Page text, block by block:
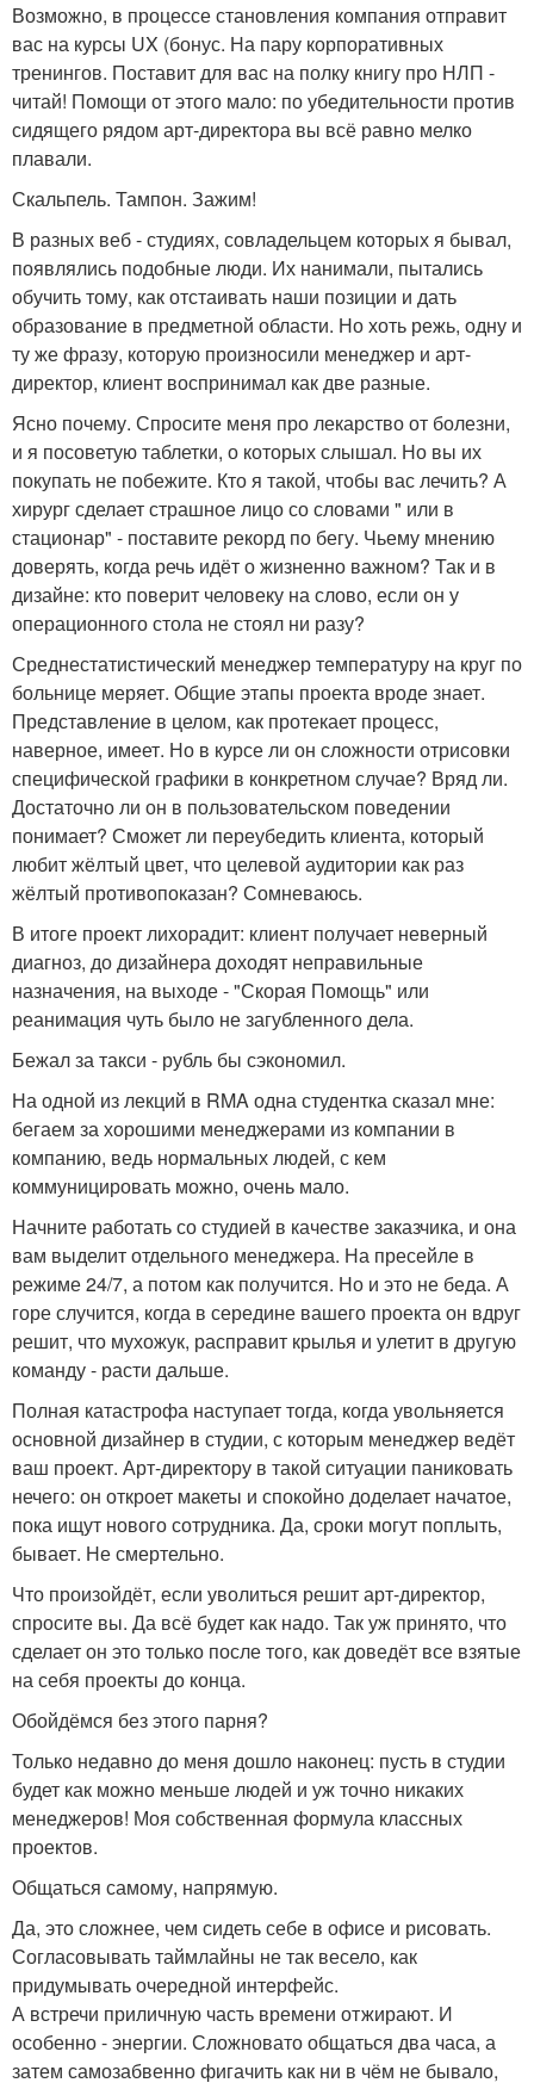
Возможно, в процессе становления компания отправит
вас на курсы UX (бонус. На пару корпоративных
тренингов. Поставит для вас на полку книгу про НЛП -
читай! Помощи от этого мало: по убедительности против
сидящего рядом арт-директора вы всё равно мелко
плавали.
Скальпель. Тампон. Зажим!
В разных веб - студиях, совладельцем которых я бывал,
появлялись подобные люди. Их нанимали, пытались
обучить тому, как отстаивать наши позиции и дать
образование в предметной области. Но хоть режь, одну и
ту же фразу, которую произносили менеджер и арт-
директор, клиент воспринимал как две разные.
Ясно почему. Спросите меня про лекарство от болезни,
и я посоветую таблетки, о которых слышал. Но вы их
покупать не побежите. Кто я такой, чтобы вас лечить? А
хирург сделает страшное лицо со словами " или в
стационар" - поставите рекорд по бегу. Чьему мнению
доверять, когда речь идёт о жизненно важном? Так и в
дизайне: кто поверит человеку на слово, если он у
операционного стола не стоял ни разу?
Среднестатистический менеджер температуру на круг по
больнице меряет. Общие этапы проекта вроде знает.
Представление в целом, как протекает процесс,
наверное, имеет. Но в курсе ли он сложности отрисовки
специфической графики в конкретном случае? Вряд ли.
Достаточно ли он в пользовательском поведении
понимает? Сможет ли переубедить клиента, который
любит жёлтый цвет, что целевой аудитории как раз
жёлтый противопоказан? Сомневаюсь.
В итоге проект лихорадит: клиент получает неверный
диагноз, до дизайнера доходят неправильные
назначения, на выходе - "Скорая Помощь" или
реанимация чуть было не загубленного дела.
Бежал за такси - рубль бы сэкономил.
На одной из лекций в RMA одна студентка сказал мне:
бегаем за хорошими менеджерами из компании в
компанию, ведь нормальных людей, с кем
коммуницировать можно, очень мало.
Начните работать со студией в качестве заказчика, и она
вам выделит отдельного менеджера. На пресейле в
режиме 24/7, а потом как получится. Но и это не беда. А
горе случится, когда в середине вашего проекта он вдруг
решит, что мухожук, расправит крылья и улетит в другую
команду - расти дальше.
Полная катастрофа наступает тогда, когда увольняется
основной дизайнер в студии, с которым менеджер ведёт
ваш проект. Арт-директору в такой ситуации паниковать
нечего: он откроет макеты и спокойно доделает начатое,
пока ищут нового сотрудника. Да, сроки могут поплыть,
бывает. Не смертельно.
Что произойдёт, если уволиться решит арт-директор,
спросите вы. Да всё будет как надо. Так уж принято, что
сделает он это только после того, как доведёт все взятые
на себя проекты до конца.
Обойдёмся без этого парня?
Только недавно до меня дошло наконец: пусть в студии
будет как можно меньше людей и уж точно никаких
менеджеров! Моя собственная формула классных
проектов.
Общаться самому, напрямую.
Да, это сложнее, чем сидеть себе в офисе и рисовать.
Согласовывать таймлайны не так весело, как
придумывать очередной интерфейс.
А встречи приличную часть времени отжирают. И
особенно - энергии. Сложновато общаться два часа, а
затем самозабвенно фигачить как ни в чём не бывало,